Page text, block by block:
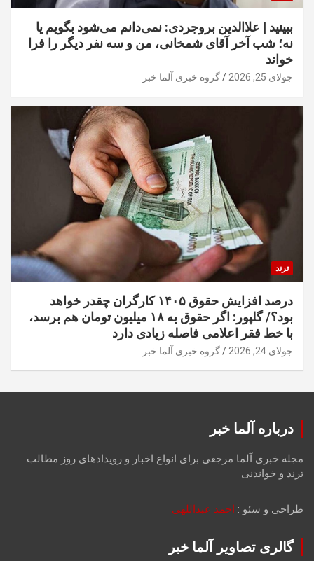
ببینید | علاالدین بروجردی: نمی‌دانم می‌شود بگویم یا
نه؛ شب آخر آقای شمخانی، من و سه نفر دیگر را فرا
خواند
جولای 25, 2026 گروه خبری آلما خبر
ترند
درصد افزایش حقوق ۱۴۰۵ کارگران چقدر خواهد
بود؟/ گلپور: اگر حقوق به ۱۸ میلیون تومان هم برسد،
با خط فقر اعلامی فاصله زیادی دارد
جولای 24, 2026 گروه خبری آلما خبر
درباره آلما خبر
مجله خبری آلما مرجعی برای انواع اخبار و رویدادهای روز مطالب
ترند و خواندنی
طراحی و سئو : احمد عبداللهی
گالری تصاویر آلما خبر